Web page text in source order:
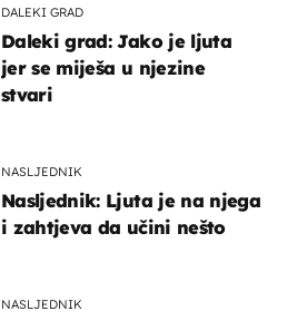
DALEKI GRAD
Daleki grad: Jako je ljuta
jer se miješa u njezine
stvari
NASLJEDNIK
Nasljednik: Ljuta je na njega
i zahtjeva da učini nešto
NASLJEDNIK